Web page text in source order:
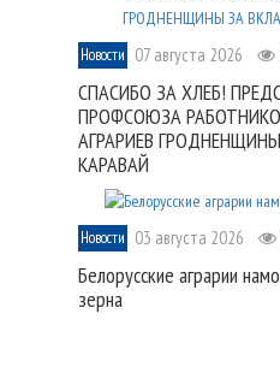
Новости 07 августа 2026
СПАСИБО ЗА ХЛЕБ!
ПРОФСОЮЗА
АГРАРИЕВ
КАРАВАЙ
Новости 03 августа 2026
Белорусские аграрии
зерна